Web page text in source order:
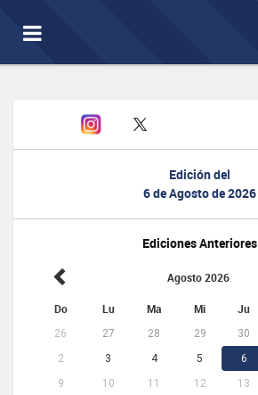
Toggle
navigation
Edición del
6 de Agosto de 2026
Ediciones Anteriores
Agosto 2026
Do Lu Ma Mi Ju
26 27 28 29 30
2
3 4 5 6
9
10 11 12 13